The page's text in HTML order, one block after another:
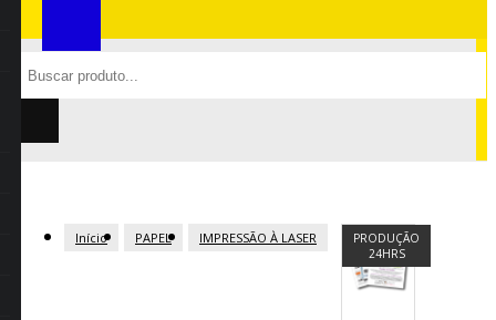
Início PAPEL IMPRESSÃO À LASER
PRODUÇÃO
24HRS